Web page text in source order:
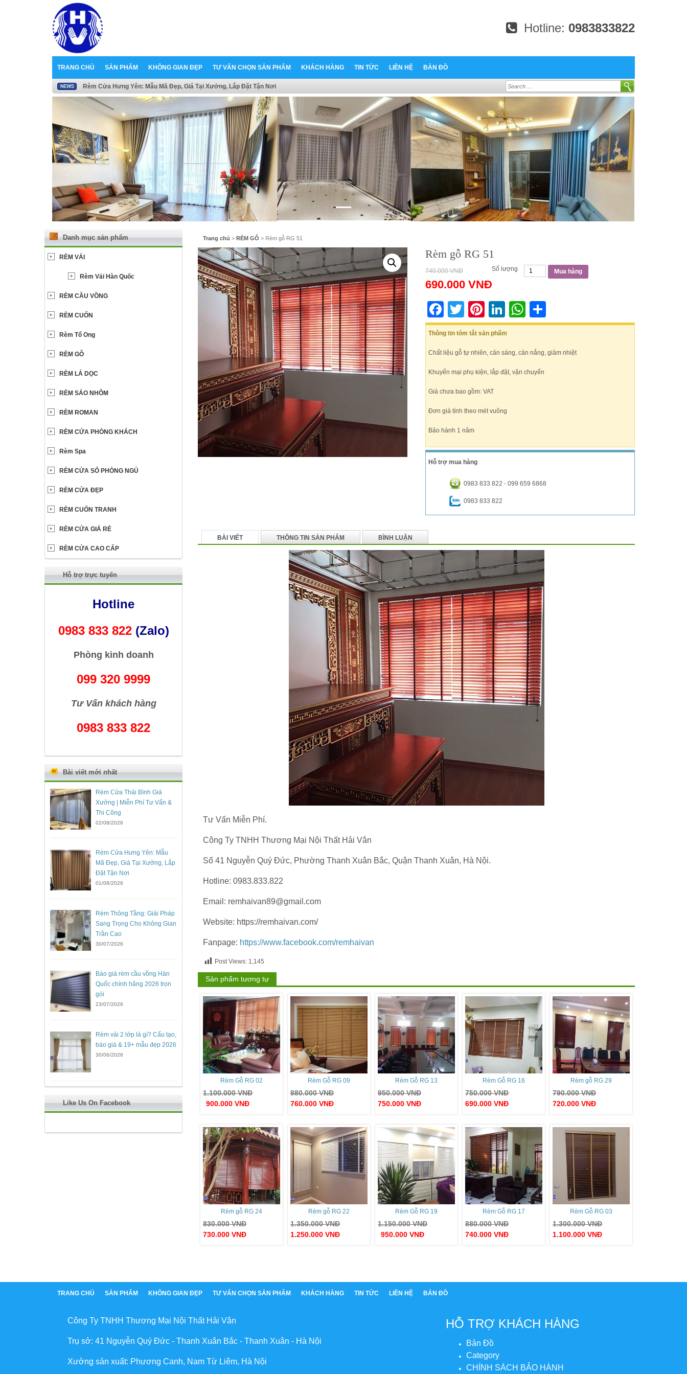
Hotline: 0983833822
TRANG CHỦ SẢN PHẨM KHÔNG GIAN ĐẸP TƯ VẤN CHỌN SẢN PHẨM KHÁCH HÀNG TIN TỨC LIÊN HỆ BẢN ĐỒ
Rèm Cửa Hưng Yên: Mẫu Mã Đẹp, Giá Tại Xưởng, Lắp Đặt Tận Nơi Search
Trang chủ > RÈM GỖ > Rèm gỗ RG 51
Rèm gỗ RG 51
740.000VNĐ
690.000 VNĐ
Số lượng Mua hàng
Facebook
TwitterPinterest
LinkedIn
WhatsApp
Thông tin tóm tắt sản phẩm
Chất liệu gỗ tự nhiên, cản sáng, cản nắng, giảm nhiệt
Khuyến mại phụ kiện, lắp đặt, vận chuyển
Giá chưa bao gồm: VAT
Đơn giá tính theo mét vuông
Bảo hành 1 năm
Hỗ trợ mua hàng
0983 833 822 - 099 659 6868
0983 833 822
BÀI VIẾT THÔNG TIN SẢN PHẨM BÌNH LUẬN
Tư Vấn Miễn Phí.
Công Ty TNHH Thương Mại Nội Thất Hải Vân
Số 41 Nguyễn Quý Đức, Phường Thanh Xuân Bắc, Quận Thanh Xuân, Hà Nội.
Hotline: 0983.833.822
Email: remhaivan89@gmail.com
Website: https://remhaivan.com/
Fanpage: https://www.facebook.com/remhaivan
Post Views: 1,145
Sản phẩm tương tự
Rèm Gỗ RG 02
1.100.000VNĐ
900.000 VNĐ
Rèm Gỗ RG 09
880.000VNĐ
760.000 VNĐ
Rèm Gỗ RG 13
950.000VNĐ
750.000 VNĐ
Rèm Gỗ RG 16
750.000VNĐ
690.000 VNĐ
Rèm gỗ RG 29
790.000VNĐ
720.000 VNĐ
Rèm gỗ RG 24
830.000VNĐ
730.000 VNĐ
Rèm gỗ RG 22
1.350.000VNĐ
1.250.000 VNĐ
Rèm Gỗ RG 19
1.150.000VNĐ
950.000 VNĐ
Rèm Gỗ RG 17
880.000VNĐ
740.000 VNĐ
Rèm Gỗ RG 03
1.300.000VNĐ
1.100.000 VNĐ
Danh mục sản phẩm
RÈM VẢI
Rèm Vải Hàn Quốc
RÈM CẦU VỒNG
RÈM CUỐN
Rèm Tổ Ong
RÈM GỖ
RÈM LÁ DỌC
RÈM SÁO NHÔM
RÈM ROMAN
RÈM CỬA PHÒNG KHÁCH
Rèm Spa
RÈM CỬA SỔ PHÒNG NGỦ
RÈM CỬA ĐẸP
RÈM CUỐN TRANH
RÈM CỬA GIÁ RẺ
RÈM CỬA CAO CẤP
Hỗ trợ trực tuyến
Hotline
0983 833 822 (Zalo)
Phòng kinh doanh
099 320 9999
Tư Vấn khách hàng
0983 833 822
Bài viết mới nhất
Rèm Cửa Thái Bình Giá
Xưởng | Miễn Phí Tư Vấn &
Thi Công
02/08/2026
Rèm Cửa Hưng Yên: Mẫu
Mã Đẹp, Giá Tại Xưởng, Lắp
Đặt Tận Nơi
01/08/2026
Rèm Thông Tầng: Giải Pháp
Sang Trọng Cho Không Gian
Trần Cao
30/07/2026
Báo giá rèm cầu vồng Hàn
Quốc chính hãng 2026 trọn
gói
23/07/2026
Rèm vải 2 lớp là gì? Cấu tạo,
báo giá & 19+ mẫu đẹp 2026
30/06/2026
Like Us On Facebook
TRANG CHỦ SẢN PHẨM KHÔNG GIAN ĐẸP TƯ VẤN CHỌN SẢN PHẨM KHÁCH HÀNG TIN TỨC LIÊN HỆ BẢN ĐỒ
Công Ty TNHH Thương Mại Nội Thất Hải Vân
Trụ sở: 41 Nguyễn Quý Đức - Thanh Xuân Bắc - Thanh Xuân - Hà Nội
Xưởng sản xuất: Phương Canh, Nam Từ Liêm, Hà Nội
HỖ TRỢ KHÁCH HÀNG
Bản Đồ
Category
CHÍNH SÁCH BẢO HÀNH